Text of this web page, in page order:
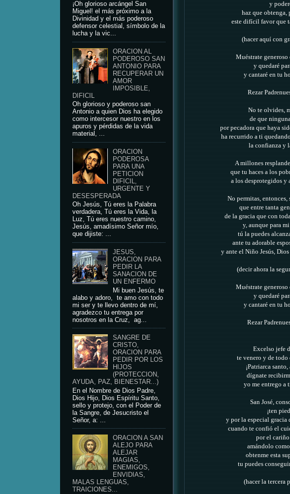
¡Oh glorioso arcángel San
Miguel! el más próximo a la
Divinidad y el más poderoso
defensor celestial, símbolo de la
lucha y la vic...
ORACION AL
PODEROSO SAN
ANTONIO PARA
RECUPERAR UN
AMOR
IMPOSIBLE,
DIFICIL
Oh glorioso y poderoso san
Antonio a quien Dios ha elegido
como intercesor nuestro en los
apuros y pérdidas de la vida
material, ...
ORACION
PODEROSA
PARA UNA
PETICION
DIFICIL,
URGENTE Y
DESESPERADA
Oh Jesús, Tú eres la Palabra
verdadera, Tú eres la Vida, la
Luz, Tú eres nuestro camino,
Jesús, amadísimo Señor mío,
que dijiste: ...
JESUS,
ORACION PARA
PEDIR LA
SANACION DE
UN ENFERMO
Mi buen Jesús, te
alabo y adoro, te amo con todo
mi ser y te llevo dentro de mí,
agradezco tu entrega por
nosotros en la Cruz, ag...
SANGRE DE
CRISTO,
ORACION PARA
PEDIR POR LOS
HIJOS
(PROTECCION,
AYUDA, PAZ, BIENESTAR...)
En el Nombre de Dios Padre,
Dios Hijo, Dios Espíritu Santo,
sello y protejo, con el Poder de
la Sangre, de Jesucristo el
Señor, a: ...
ORACION A SAN
ALEJO PARA
ALEJAR
MAGIAS,
ENEMIGOS,
ENVIDIAS,
MALAS LENGUAS,
TRAICIONES...
y
haz que obtenga,
este difícil favor que
(hacer aquí con
Muéstrate
y quedaré
y cantaré en tu
Rezar
No te olvides,
de que
por pecadora que haya
ha recurrido a ti
la confianza y
A millones
que tu haces a los
a los desprotegidos y
No permitas,
que entre tanta
de la gracia que con
y, aunque para
tú la puedes
ante tu adorable
y ante el Niño Jesús,
(decir ahora la
Muéstrate
y quedaré
y cantaré en tu
Rezar
Excelso jefe
te venero y de
¡Patriarca
dígnate
yo me entrego a
San José,
¡ten
y por la especial gracia
cuando te confió el
por el cariño
amándolo
obtenme esta
tu puedes
(hacer la tercera